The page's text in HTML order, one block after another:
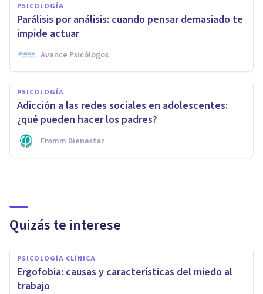
PSICOLOGÍA
Parálisis por análisis: cuando pensar demasiado te
impide actuar
Avance Psicólogos
PSICOLOGÍA
Adicción a las redes sociales en adolescentes:
¿qué pueden hacer los padres?
Fromm Bienestar
Quizás te interese
PSICOLOGÍA CLÍNICA
Ergofobia: causas y características del miedo al
trabajo